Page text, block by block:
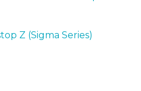
Z (Sigma Series)